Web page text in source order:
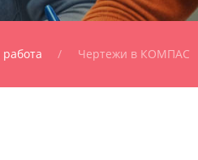
Чертежи в КОМПАС